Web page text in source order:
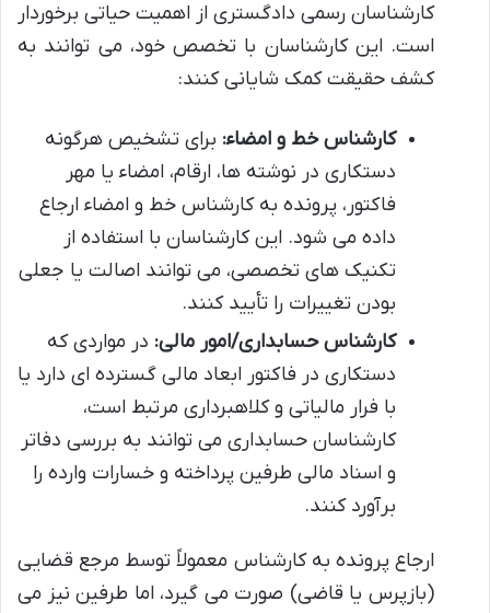
کارشناسان رسمی دادگستری از اهمیت حیاتی برخوردار
است. این کارشناسان با تخصص خود، می توانند به
کشف حقیقت کمک شایانی کنند:
کارشناس خط و امضاء: برای تشخیص هرگونه
دستکاری در نوشته ها، ارقام، امضاء یا مهر
فاکتور، پرونده به کارشناس خط و امضاء ارجاع
داده می شود. این کارشناسان با استفاده از
تکنیک های تخصصی، می توانند اصالت یا جعلی
بودن تغییرات را تأیید کنند.
کارشناس حسابداری/امور مالی: در مواردی که
دستکاری در فاکتور ابعاد مالی گسترده ای دارد یا
با فرار مالیاتی و کلاهبرداری مرتبط است،
کارشناسان حسابداری می توانند به بررسی دفاتر
و اسناد مالی طرفین پرداخته و خسارات وارده را
برآورد کنند.
ارجاع پرونده به کارشناس معمولاً توسط مرجع قضایی
(بازپرس یا قاضی) صورت می گیرد، اما طرفین نیز می